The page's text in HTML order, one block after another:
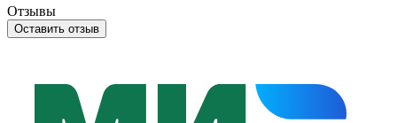
Отзывы
Оставить отзыв